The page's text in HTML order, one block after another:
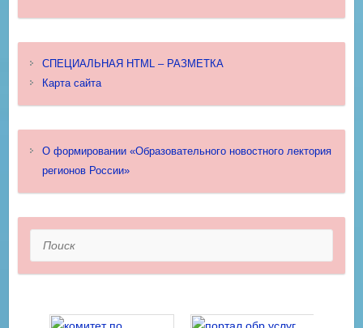
СПЕЦИАЛЬНАЯ HTML – РАЗМЕТКА
Карта сайта
О формировании «Образовательного новостного лектория
регионов России»
Поиск